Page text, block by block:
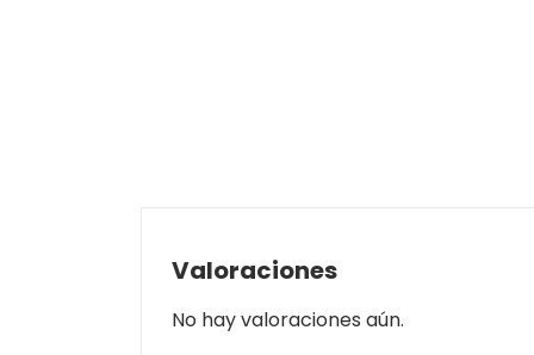
Valoraciones
No hay valoraciones aún.